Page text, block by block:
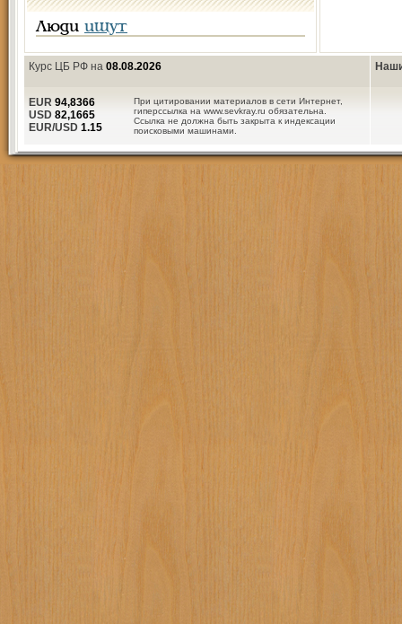
Люди ищут
Курс ЦБ РФ на 08.08.2026
При цитировании материалов в сети Интернет,
гиперссылка на www.sevkray.ru обязательна.
Ссылка не должна быть закрыта к индексации
поисковыми машинами.
EUR 94,8366
USD 82,1665
EUR/USD 1.15